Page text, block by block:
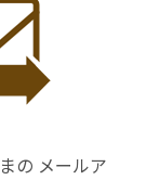
の メールア